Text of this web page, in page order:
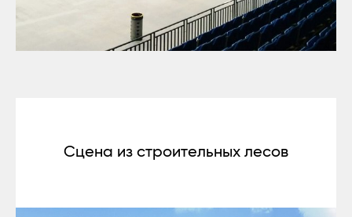
Сцена из строительных лесов